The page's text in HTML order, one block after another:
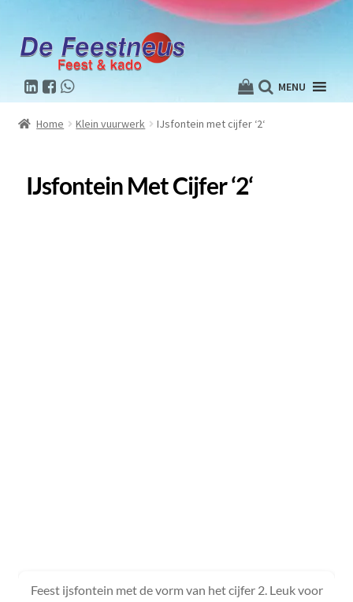
MENU
Home Klein vuurwerk IJsfontein met cijfer ‘2‘
IJsfontein Met Cijfer ‘2‘
Feest ijsfontein met de vorm van het cijfer 2. Leuk voor